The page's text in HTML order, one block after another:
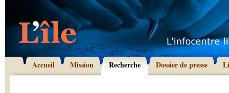
Accueil Mission Recherche Dossier de presse